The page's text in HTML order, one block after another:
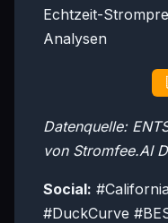
Echtzeit-
Analysen
Datenquelle:
von Stromfee.AI
Social:
#DuckCurve